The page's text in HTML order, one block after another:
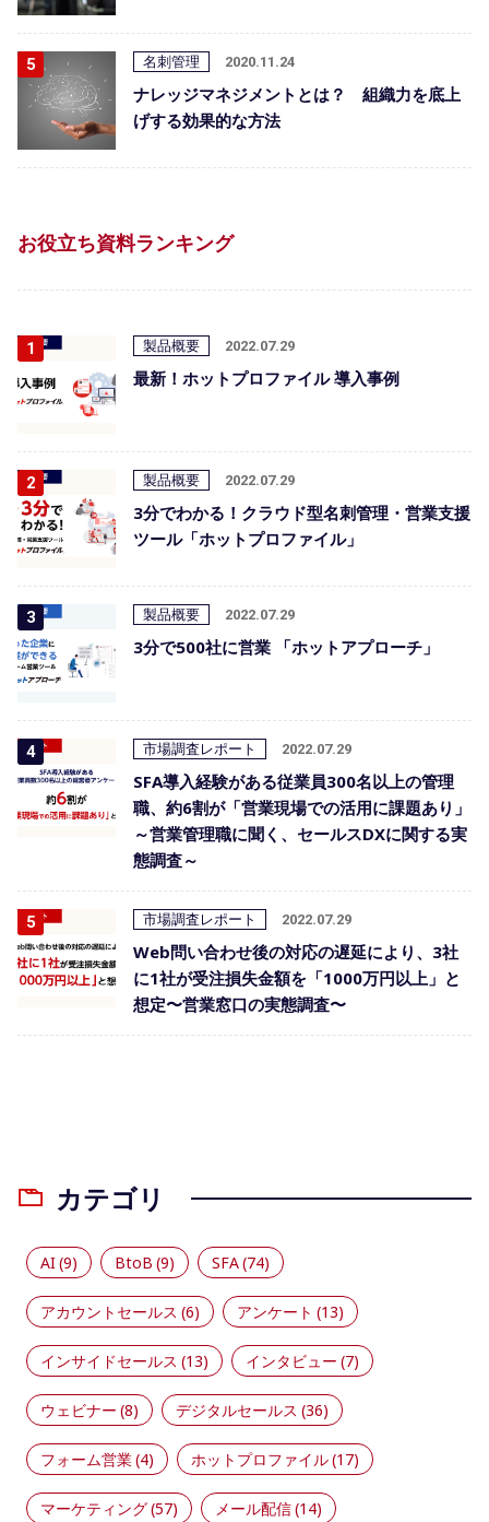
名刺管理 2020.11.24
ナレッジマネジメントとは？ 組織力を底上
げする効果的な方法
お役立ち資料ランキング
製品概要 2022.07.29
最新！ホットプロファイル 導入事例
製品概要 2022.07.29
3分でわかる！クラウド型名刺管理・営業支援
ツール「ホットプロファイル」
製品概要 2022.07.29
3分で500社に営業 「ホットアプローチ」
市場調査レポート 2022.07.29
SFA導入経験がある従業員300名以上の管理
職、約6割が「営業現場での活用に課題あり」
～営業管理職に聞く、セールスDXに関する実
態調査～
市場調査レポート 2022.07.29
Web問い合わせ後の対応の遅延により、3社
に1社が受注損失金額を「1000万円以上」と
想定〜営業窓口の実態調査〜
カテゴリ
AI(9) BtoB (9) SFA(74)
アカウントセールス (6) アンケート (13)
インサイドセールス (13) インタビュー (7)
ウェビナー (8) デジタルセールス (36)
フォーム営業(4) ホットプロファイル(17)
マーケティング(57) メール配信(14)